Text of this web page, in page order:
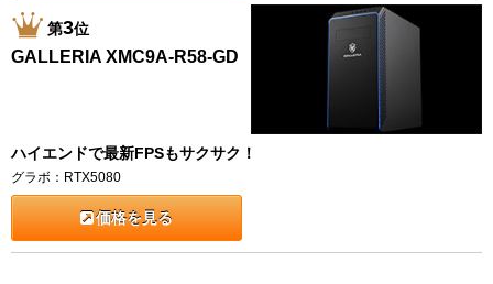
第3位
GALLERIA XMC9A-R58-GD
ハイエンドで最新FPSもサクサク！
グラボ：RTX5080
価格を見る